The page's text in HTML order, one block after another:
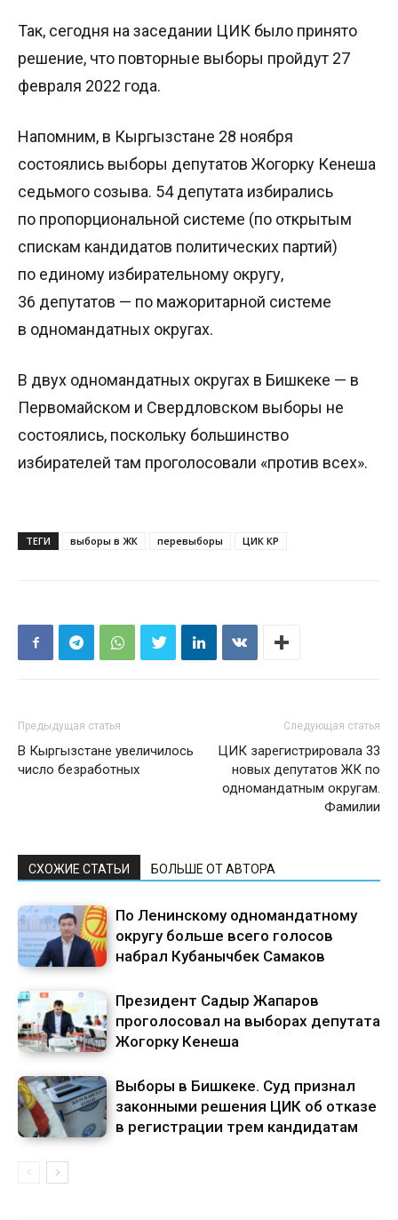
Так, сегодня на заседании ЦИК было принято
решение, что повторные выборы пройдут 27
февраля 2022 года.
Напомним, в Кыргызстане 28 ноября
состоялись выборы депутатов Жогорку Кенеша
седьмого созыва. 54 депутата избирались
по пропорциональной системе (по открытым
спискам кандидатов политических партий)
по единому избирательному округу,
36 депутатов — по мажоритарной системе
в одномандатных округах.
В двух одномандатных округах в Бишкеке — в
Первомайском и Свердловском выборы не
состоялись, поскольку большинство
избирателей там проголосовали «против всех».
ТЕГИ выборы в ЖК перевыборы ЦИК КР
Предыдущая статья
В Кыргызстане увеличилось
число безработных
Следующая статья
ЦИК зарегистрировала 33
новых депутатов ЖК по
одномандатным округам.
Фамилии
СХОЖИЕ СТАТЬИ БОЛЬШЕ ОТ АВТОРА
По Ленинскому одномандатному
округу больше всего голосов
набрал Кубанычбек Самаков
Президент Садыр Жапаров
проголосовал на выборах депутата
Жогорку Кенеша
Выборы в Бишкеке. Суд признал
законными решения ЦИК об отказе
в регистрации трем кандидатам